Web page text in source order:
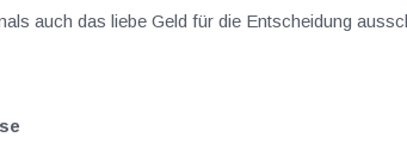
auch das liebe Geld für die Entscheidung